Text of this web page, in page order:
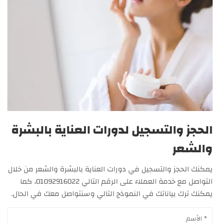
الحجز والتسجيل لدورات العناية بالبشرة
والشعر
يمكنك الحجز والتسجيل في دورات العناية بالبشرة والشعر من خلال
التواصل مع خدمة العملاء على الرقم التالي 01092916022، كما
يمكنك ترك بياناتك في النموذج التالي وسنتواصل معك في الحال.